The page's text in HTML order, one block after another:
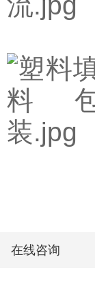
在线咨询